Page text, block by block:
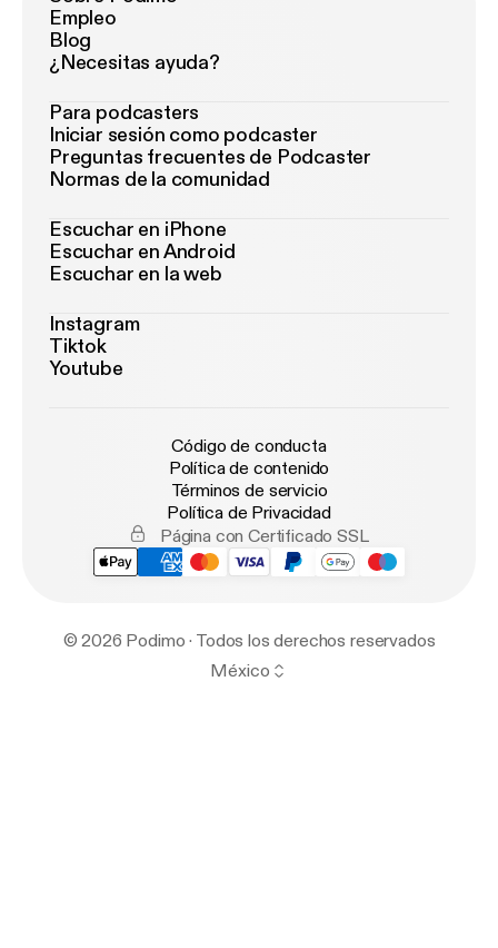
Empleo
Blog
¿Necesitas ayuda?
Para podcasters
Iniciar sesión como podcaster
Preguntas frecuentes de Podcaster
Normas de la comunidad
Escuchar en iPhone
Escuchar en Android
Escuchar en la web
Instagram
Tiktok
Youtube
Código de conducta
Política de contenido
Términos de servicio
Política de Privacidad
Página con Certificado SSL
© 2026 Podimo · Todos los derechos reservados
México